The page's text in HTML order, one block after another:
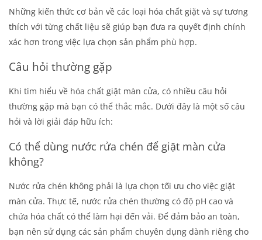
Những kiến thức cơ bản về các loại hóa chất giặt và sự tương
thích với từng chất liệu sẽ giúp bạn đưa ra quyết định chính
xác hơn trong việc lựa chọn sản phẩm phù hợp.
Câu hỏi thường gặp
Khi tìm hiểu về hóa chất giặt màn cửa, có nhiều câu hỏi
thường gặp mà bạn có thể thắc mắc. Dưới đây là một số câu
hỏi và lời giải đáp hữu ích:
Có thể dùng nước rửa chén để giặt màn cửa
không?
Nước rửa chén không phải là lựa chọn tối ưu cho việc giặt
màn cửa. Thực tế, nước rửa chén thường có độ pH cao và
chứa hóa chất có thể làm hại đến vải. Để đảm bảo an toàn,
bạn nên sử dụng các sản phẩm chuyên dụng dành riêng cho